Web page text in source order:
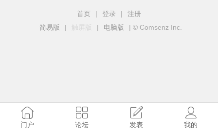
首页 | 登录 |
注册
简易版
| 触屏版 | 电脑版 | © Comsenz Inc.
门户 论坛 发表 我的